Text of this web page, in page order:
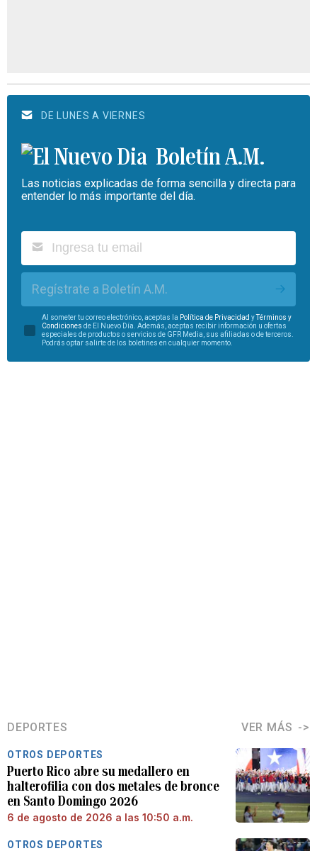
DE LUNES A VIERNES
Boletín A.M.
Las noticias explicadas de forma sencilla y directa para
entender lo más importante del día.
Regístrate a Boletín A.M.
Al someter tu correo electrónico, aceptas la Política de Privacidad yTérminos y
Condiciones de El Nuevo Día. Además, aceptas recibir información u ofertas
especiales de productos o servicios de GFR Media, sus afiliadas o de terceros.
Podrás optar salirte de los boletines en cualquier momento.
DEPORTES VER MÁS
OTROS DEPORTES
Puerto Rico abre su medallero en
halterofilia con dos metales de bronce
en Santo Domingo 2026
6 de agosto de 2026 a las 10:50 a.m.
OTROS DEPORTES